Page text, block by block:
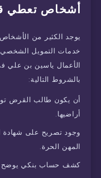
أشخاص تعطي
يوجد الكثير من
خدمات التمويل
الأعمال ياسين بن
بالشروط التالية:
أن يكون طالب القرض
أراضيها.
وجود تصريح على شهادة
المهن الحرة.
كشف حساب بنكي يوضح